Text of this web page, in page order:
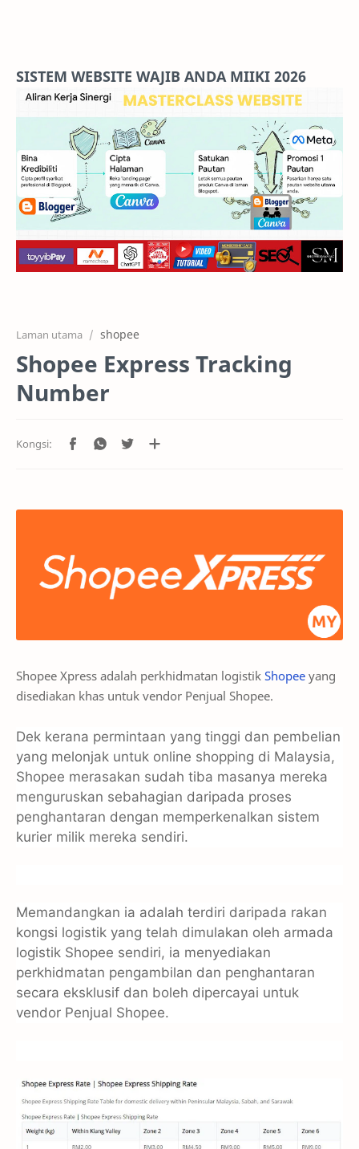
Features
Pricing
Services
RTL Mode
SISTEM WEBSITE WAJIB ANDA MIIKI 2026
Laman utama shopee
Shopee Express Tracking
Number
Shopee Xpress adalah perkhidmatan logistik Shopee yang
disediakan khas untuk vendor Penjual Shopee.
Dek kerana permintaan yang tinggi dan pembelian
yang melonjak untuk online shopping di Malaysia,
Shopee merasakan sudah tiba masanya mereka
menguruskan sebahagian daripada proses
penghantaran dengan memperkenalkan sistem
kurier milik mereka sendiri.
Memandangkan ia adalah terdiri daripada rakan
kongsi logistik yang telah dimulakan oleh armada
logistik Shopee sendiri, ia menyediakan
perkhidmatan pengambilan dan penghantaran
secara eksklusif dan boleh dipercayai untuk
vendor Penjual Shopee.